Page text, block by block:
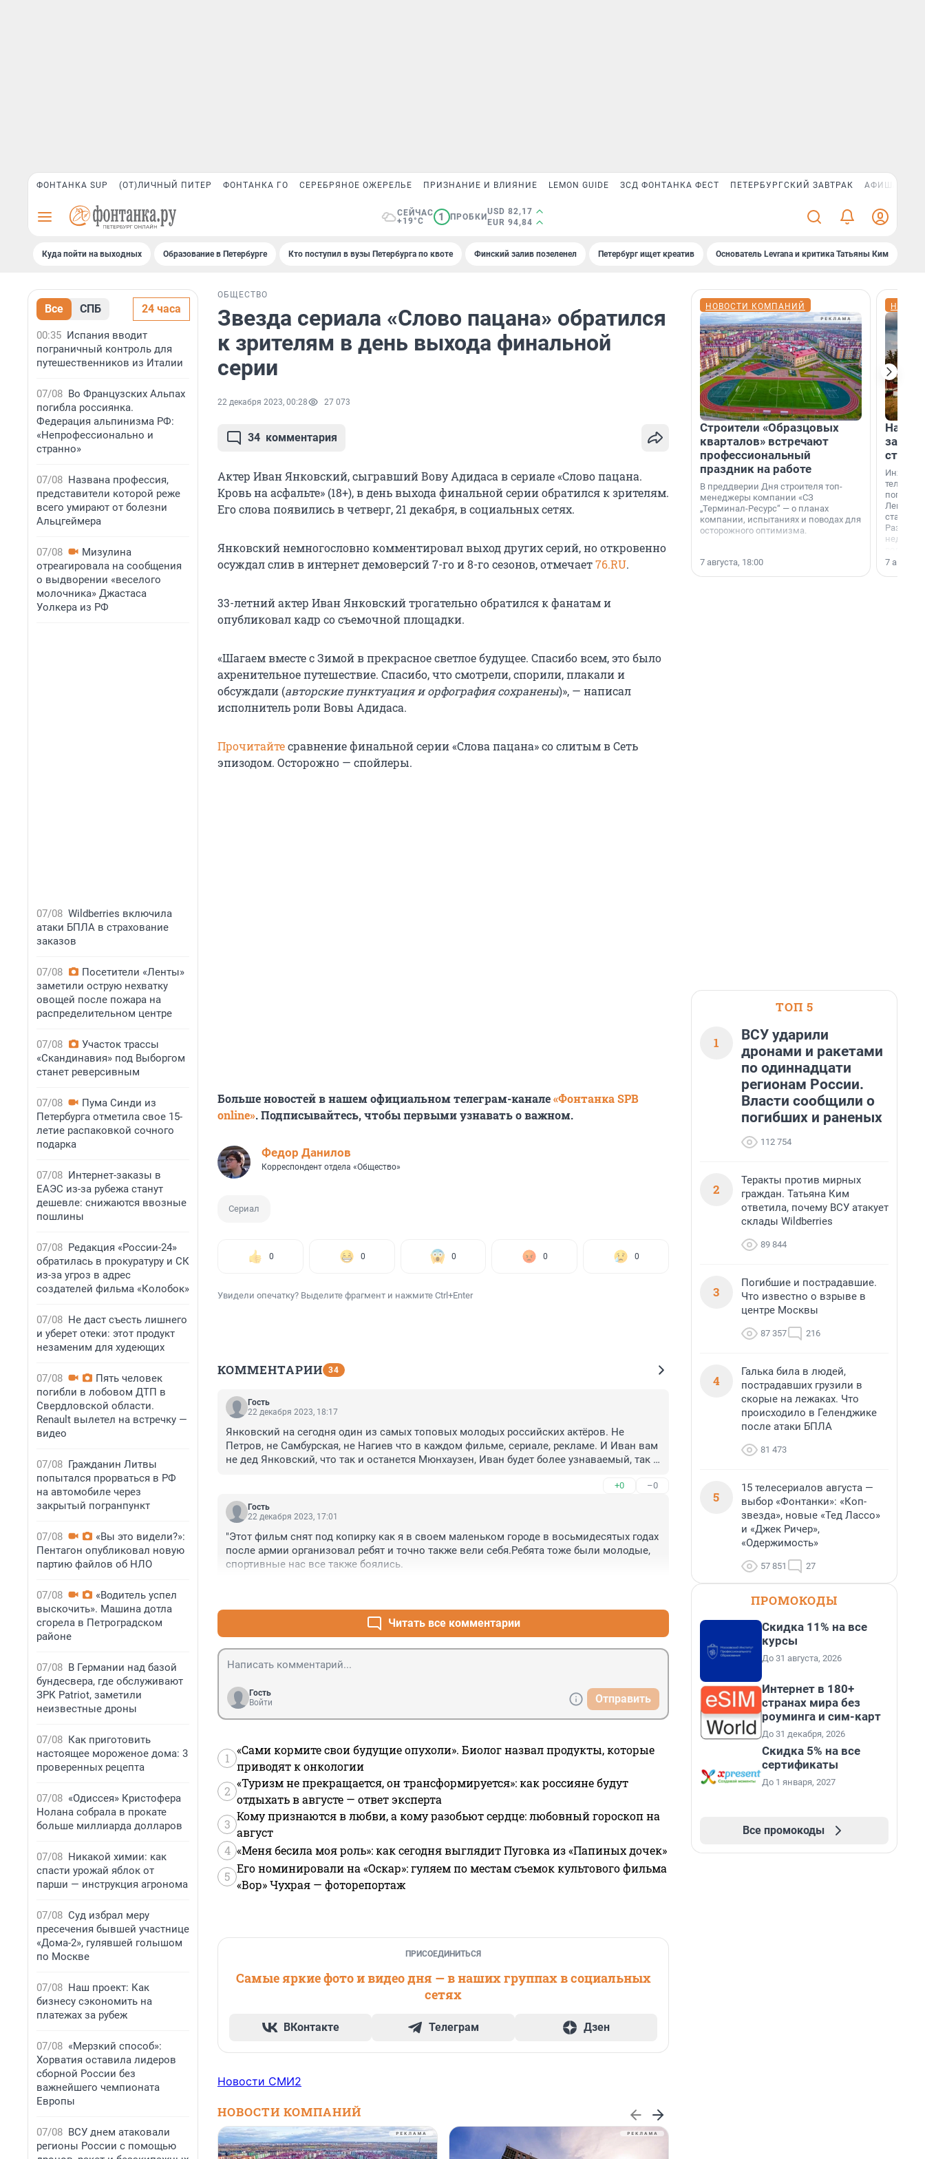
ФОНТАНКА SUP (ОТ)ЛИЧНЫЙ ПИТЕР ФОНТАНКА ГО СЕРЕБРЯНОЕ ОЖЕРЕЛЬЕ ПРИЗНАНИЕ И ВЛИЯНИЕ LEMON GUIDE ЗСД ФОНТАНКА ФЕСТ ПЕТЕРБУРГСКИЙ ЗАВТРАК АФИША PLUS
СЕЙЧАС
+19°C
1 ПРОБКИ
USD 82,17
EUR 94,84
Куда пойти на выходных Образование в Петербурге Кто поступил в вузы Петербурга по квоте Финский залив позеленел Петербург ищет креатив Основатель Levrana и критика Татьяны Ким
Все СПБ 24 часа
00:35 Испания вводит
пограничный контроль для
путешественников из Италии
07/08 Во Французских Альпах
погибла россиянка.
Федерация альпинизма РФ:
«Непрофессионально и
странно»
07/08 Названа профессия,
представители которой реже
всего умирают от болезни
Альцгеймера
07/08
Мизулина
отреагировала на сообщения
о выдворении «веселого
молочника» Джастаса
Уолкера из РФ
07/08 Wildberries включила
атаки БПЛА в страхование
заказов
07/08
Посетители «Ленты»
заметили острую нехватку
овощей после пожара на
распределительном центре
07/08
Участок трассы
«Скандинавия» под Выборгом
станет реверсивным
07/08
Пума Синди из
Петербурга отметила свое 15-
летие распаковкой сочного
подарка
07/08 Интернет-заказы в
ЕАЭС из-за рубежа станут
дешевле: снижаются ввозные
пошлины
07/08 Редакция «России-24»
обратилась в прокуратуру и СК
из-за угроз в адрес
создателей фильма «Колобок»
07/08 Не даст съесть лишнего
и уберет отеки: этот продукт
незаменим для худеющих
07/08
Пять человек
погибли в лобовом ДТП в
Свердловской области.
Renault вылетел на встречку —
видео
07/08 Гражданин Литвы
попытался прорваться в РФ
на автомобиле через
закрытый погранпункт
07/08
«Вы это видели?»:
Пентагон опубликовал новую
партию файлов об НЛО
07/08
«Водитель успел
выскочить». Машина дотла
сгорела в Петроградском
районе
07/08 В Германии над базой
бундесвера, где обслуживают
ЗРК Patriot, заметили
неизвестные дроны
07/08 Как приготовить
настоящее мороженое дома: 3
проверенных рецепта
07/08 «Одиссея» Кристофера
Нолана собрала в прокате
больше миллиарда долларов
07/08 Никакой химии: как
спасти урожай яблок от
парши — инструкция агронома
07/08 Суд избрал меру
пресечения бывшей участнице
«Дома-2», гулявшей голышом
по Москве
07/08 Наш проект: Как
бизнесу сэкономить на
платежах за рубеж
07/08 «Мерзкий способ»:
Хорватия оставила лидеров
сборной России без
важнейшего чемпионата
Европы
07/08 ВСУ днем атаковали
регионы России с помощью
ОБЩЕСТВО
Звезда сериала «Слово пацана» обратился
к зрителям в день выхода финальной
серии
22 декабря 2023, 00:28 27 073
34 комментария
Актер Иван Янковский, сыгравший Вову Адидаса в сериале «Слово пацана.
Кровь на асфальте» (18+), в день выхода финальной серии обратился к зрителям.
Его слова появились в четверг, 21 декабря, в социальных сетях.
Янковский немногословно комментировал выход других серий, но откровенно
осуждал слив в интернет демоверсий 7-го и 8-го сезонов, отмечает76.RU.
33-летний актер Иван Янковский трогательно обратился к фанатам и
опубликовал кадр со съемочной площадки.
«Шагаем вместе с Зимой в прекрасное светлое будущее. Спасибо всем, это было
ахренительное путешествие. Спасибо, что смотрели, спорили, плакали и
обсуждали (авторские пунктуация и орфография сохранены)», — написал
исполнитель роли Вовы Адидаса.
Прочитайтесравнение финальной серии «Слова пацана» со слитым в Сеть
эпизодом. Осторожно — спойлеры.
Больше новостей в нашем официальном телеграм-канале«Фонтанка SPB
online». Подписывайтесь, чтобы первыми узнавать о важном.
Федор Данилов
Корреспондент отдела «Общество»
Сериал
0 0 0 0 0
Увидели опечатку? Выделите фрагмент и нажмите Ctrl+Enter
КОММЕНТАРИИ 34
Гость
22 декабря 2023, 18:17
Янковский на сегодня один из самых топовых молодых российских актёров. Не
Петров, не Самбурская, не Нагиев что в каждом фильме, сериале, рекламе. И Иван вам
не дед Янковский, что так и останется Мюнхаузен, Иван будет более узнаваемый, так
+0 –0
Гость
22 декабря 2023, 17:01
"Этот фильм снят под копирку как я в своем маленьком городе в восьмидесятых годах
после армии организовал ребят и точно также вели себя.Ребята тоже были молодые,
спортивные нас все также боялись.
Читать все комментарии
Гость
Войти
Отправить
1
«Сами кормите свои будущие опухоли». Биолог назвал продукты, которые
приводят к онкологии
2
«Туризм не прекращается, он трансформируется»: как россияне будут
отдыхать в августе — ответ эксперта
3
Кому признаются в любви, а кому разобьют сердце: любовный гороскоп на
август
4 «Меня бесила моя роль»: как сегодня выглядит Пуговка из «Папиных дочек»
5
Его номинировали на «Оскар»: гуляем по местам съемок культового фильма
«Вор» Чухрая — фоторепортаж
ПРИСОЕДИНИТЬСЯ
Самые яркие фото и видео дня — в наших группах в социальных
сетях
ВКонтакте Телеграм Дзен
Новости СМИ2
НОВОСТИ КОМПАНИЙ
НОВОСТИ КОМПАНИЙ
Строители «Образцовых
кварталов» встречают
профессиональный
праздник на работе
В преддверии Дня строителя топ-
менеджеры компании «СЗ
„Терминал-Ресурс“ — о планах
компании, испытаниях и поводах для
осторожного оптимизма.
7 августа, 18:00
На
станции
7
ТОП 5
1
ВСУ ударили
дронами и ракетами
по одиннадцати
регионам России.
Власти сообщили о
погибших и раненых
112 754
2
Теракты против мирных
граждан. Татьяна Ким
ответила, почему ВСУ атакует
склады Wildberries
89 844
3
Погибшие и пострадавшие.
Что известно о взрыве в
центре Москвы
87 357 216
4
Галька била в людей,
пострадавших грузили в
скорые на лежаках. Что
происходило в Геленджике
после атаки БПЛА
81 473
5
15 телесериалов августа —
выбор «Фонтанки»: «Коп-
звезда», новые «Тед Лассо»
и «Джек Ричер»,
«Одержимость»
57 851 27
ПРОМОКОДЫ
Скидка 11% на все
курсы
До 31 августа, 2026
Интернет в 180+
странах мира без
роуминга и сим-карт
До 31 декабря, 2026
Скидка 5% на все
сертификаты
До 1 января, 2027
Все промокоды